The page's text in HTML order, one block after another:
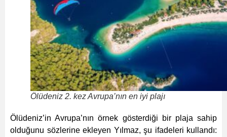
Ölüdeniz 2. kez Avrupa’nın en iyi plajı
Ölüdeniz’in Avrupa’nın örnek gösterdiği bir plaja sahip
olduğunu sözlerine ekleyen Yılmaz, şu ifadeleri kullandı: